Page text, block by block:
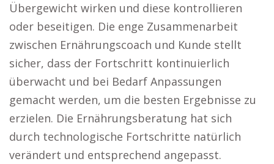
Übergewicht wirken und diese kontrollieren
oder beseitigen. Die enge Zusammenarbeit
zwischen Ernährungscoach und Kunde stellt
sicher, dass der Fortschritt kontinuierlich
überwacht und bei Bedarf Anpassungen
gemacht werden, um die besten Ergebnisse zu
erzielen. Die Ernährungsberatung hat sich
durch technologische Fortschritte natürlich
verändert und entsprechend angepasst.